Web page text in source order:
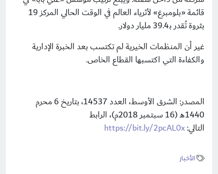
قائمة «بلومبرغ» لأثرياء العالم في الوقت الحالي المركز 19
بثروة تُقدر بـ39.4 مليار دولار.
غير أن المنظمات الخيرية لم تكتسب بعد الخبرة الإدارية
والكفاءة التي اكتسبها القطاع الخاص.
المصدر: الشرق الأوسط، العدد 14537، بتاريخ 6 محرم
1440هـ (16 سبتمبر 2018م)، الرابط
التالي:https://bit.ly/2pcAL0x
الأخبار